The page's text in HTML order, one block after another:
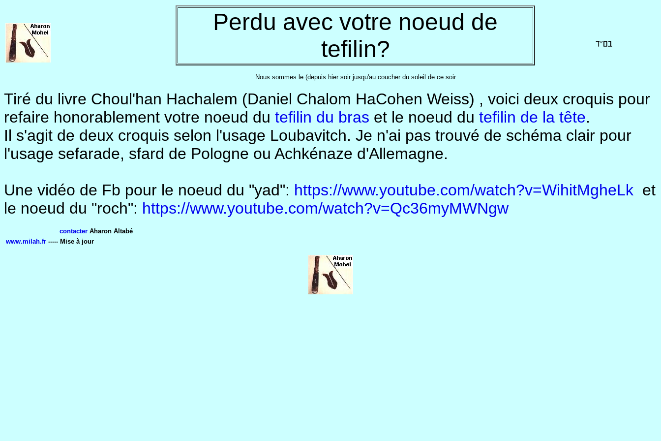
Perdu avec votre noeud de
tefilin?
Nous sommes le (depuis hier soir jusqu'au coucher du soleil de ce soir
Tiré du livre Choul'han Hachalem (Daniel Chalom HaCohen Weiss) , voici deux croquis pour
refaire honorablement votre noeud du tefilin du bras et le noeud du tefilin de la tête.
Il s'agit de deux croquis selon l'usage Loubavitch. Je n'ai pas trouvé de schéma clair pour
l'usage sefarade, sfard de Pologne ou Achkénaze d'Allemagne.
Une vidéo de Fb pour le noeud du "yad": https://www.youtube.com/watch?v=WihitMgheLk et
le noeud du "roch": https://www.youtube.com/watch?v=Qc36myMWNgw
contacter Aharon Altabé
www.milah.fr ----- Mise à jour